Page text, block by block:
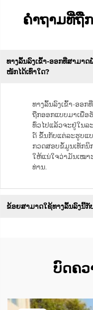
ຄຳຖາມທີ່ຖື
ທາງລົ້ນລົງເຂົ້າ-ອອກທີ່ສາມາ
ໜັກໄດ້ເທົ່າໃດ?
ທາງລົ້ນລົງເຂົ້າ-ອອກ
ຖືກອອກແບບມາເພື່ອ
ທົ່ວໄປແລ້ວຈະຢູ່ໃນລ
ດ໌ ຂຶ້ນກັບແຕ່ລະຮູບແ
ກວດສອບຂໍ້ມູນເທັກນິ
ໃຫ້ແນ່ໃຈວ່າມັນເໝາ
ທ່ານ.
ຂ້ອຍສາມາດໃຊ້ທາງລົ້ນລົງນີ້ກັ
ບົດຄວ